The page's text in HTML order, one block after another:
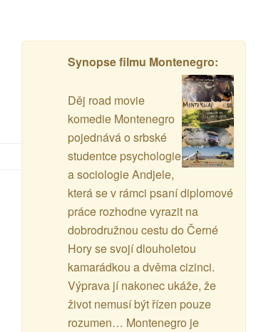
Synopse filmu Montenegro:
Děj road movie
komedie Montenegro
pojednává o srbské
studentce psychologie
a sociologie Andjele,
která se v rámci psaní diplomové
práce rozhodne vyrazit na
dobrodružnou cestu do Černé
Hory se svojí dlouholetou
kamarádkou a dvěma cizinci.
Výprava jí nakonec ukáže, že
život nemusí být řízen pouze
rozumen… Montenegro je